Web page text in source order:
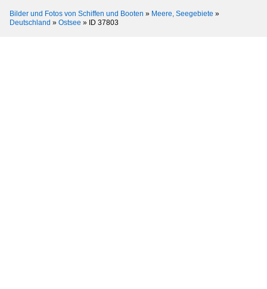
Bilder und Fotos von Schiffen und Booten » Meere, Seegebiete »
Deutschland » Ostsee » ID 37803